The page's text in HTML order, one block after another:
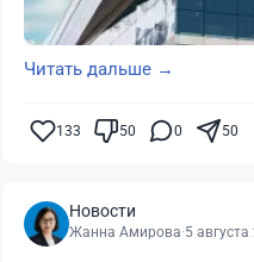
Читать дальше →
133 50 0 50
Новости
Жанна Амирова·5